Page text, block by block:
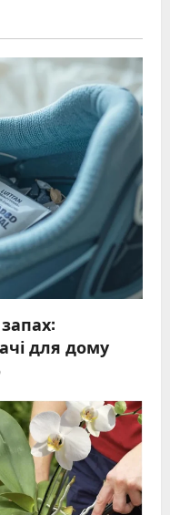
для дому